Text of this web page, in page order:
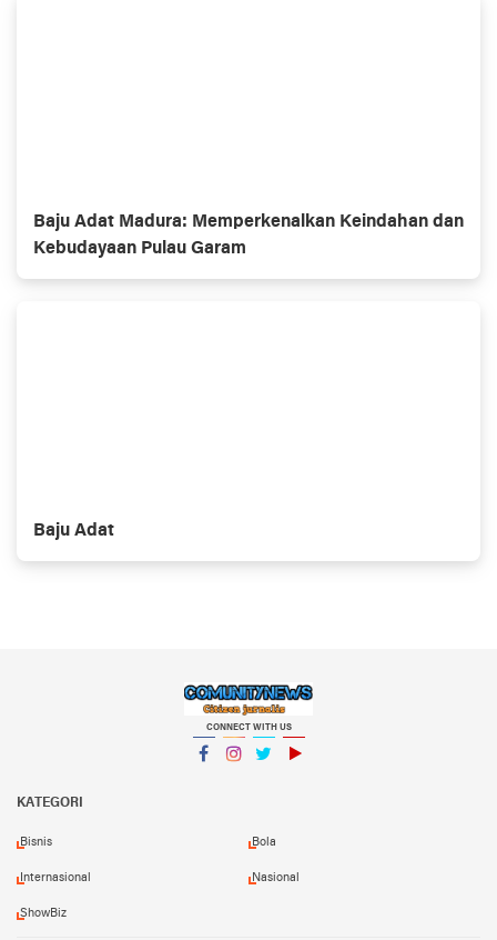
Baju Adat Madura: Memperkenalkan Keindahan dan
Kebudayaan Pulau Garam
Baju Adat
CONNECT WITH US
KATEGORI
Bisnis Bola
Internasional Nasional
ShowBiz